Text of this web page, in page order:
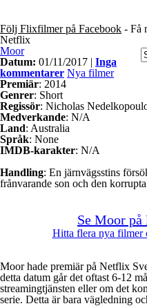
Följ Flixfilmer på Facebook - Få
Netflix
Moor
Datum: 01/11/2017 | Inga
kommentarer Nya filmer
Premiär: 2014
Genrer: Short
Regissör: Nicholas
Medverkande: N/A
Land: Australia
Språk: None
IMDB-karakter: N/A
Handling: En järnvägsstins
frånvarande son och den
Se Moor
Hitta flera nya filmer
Moor hade premiär på Netflix
detta datum går det oftast 6-12
streamingtjänsten eller om det
serie. Detta är bara vägledning